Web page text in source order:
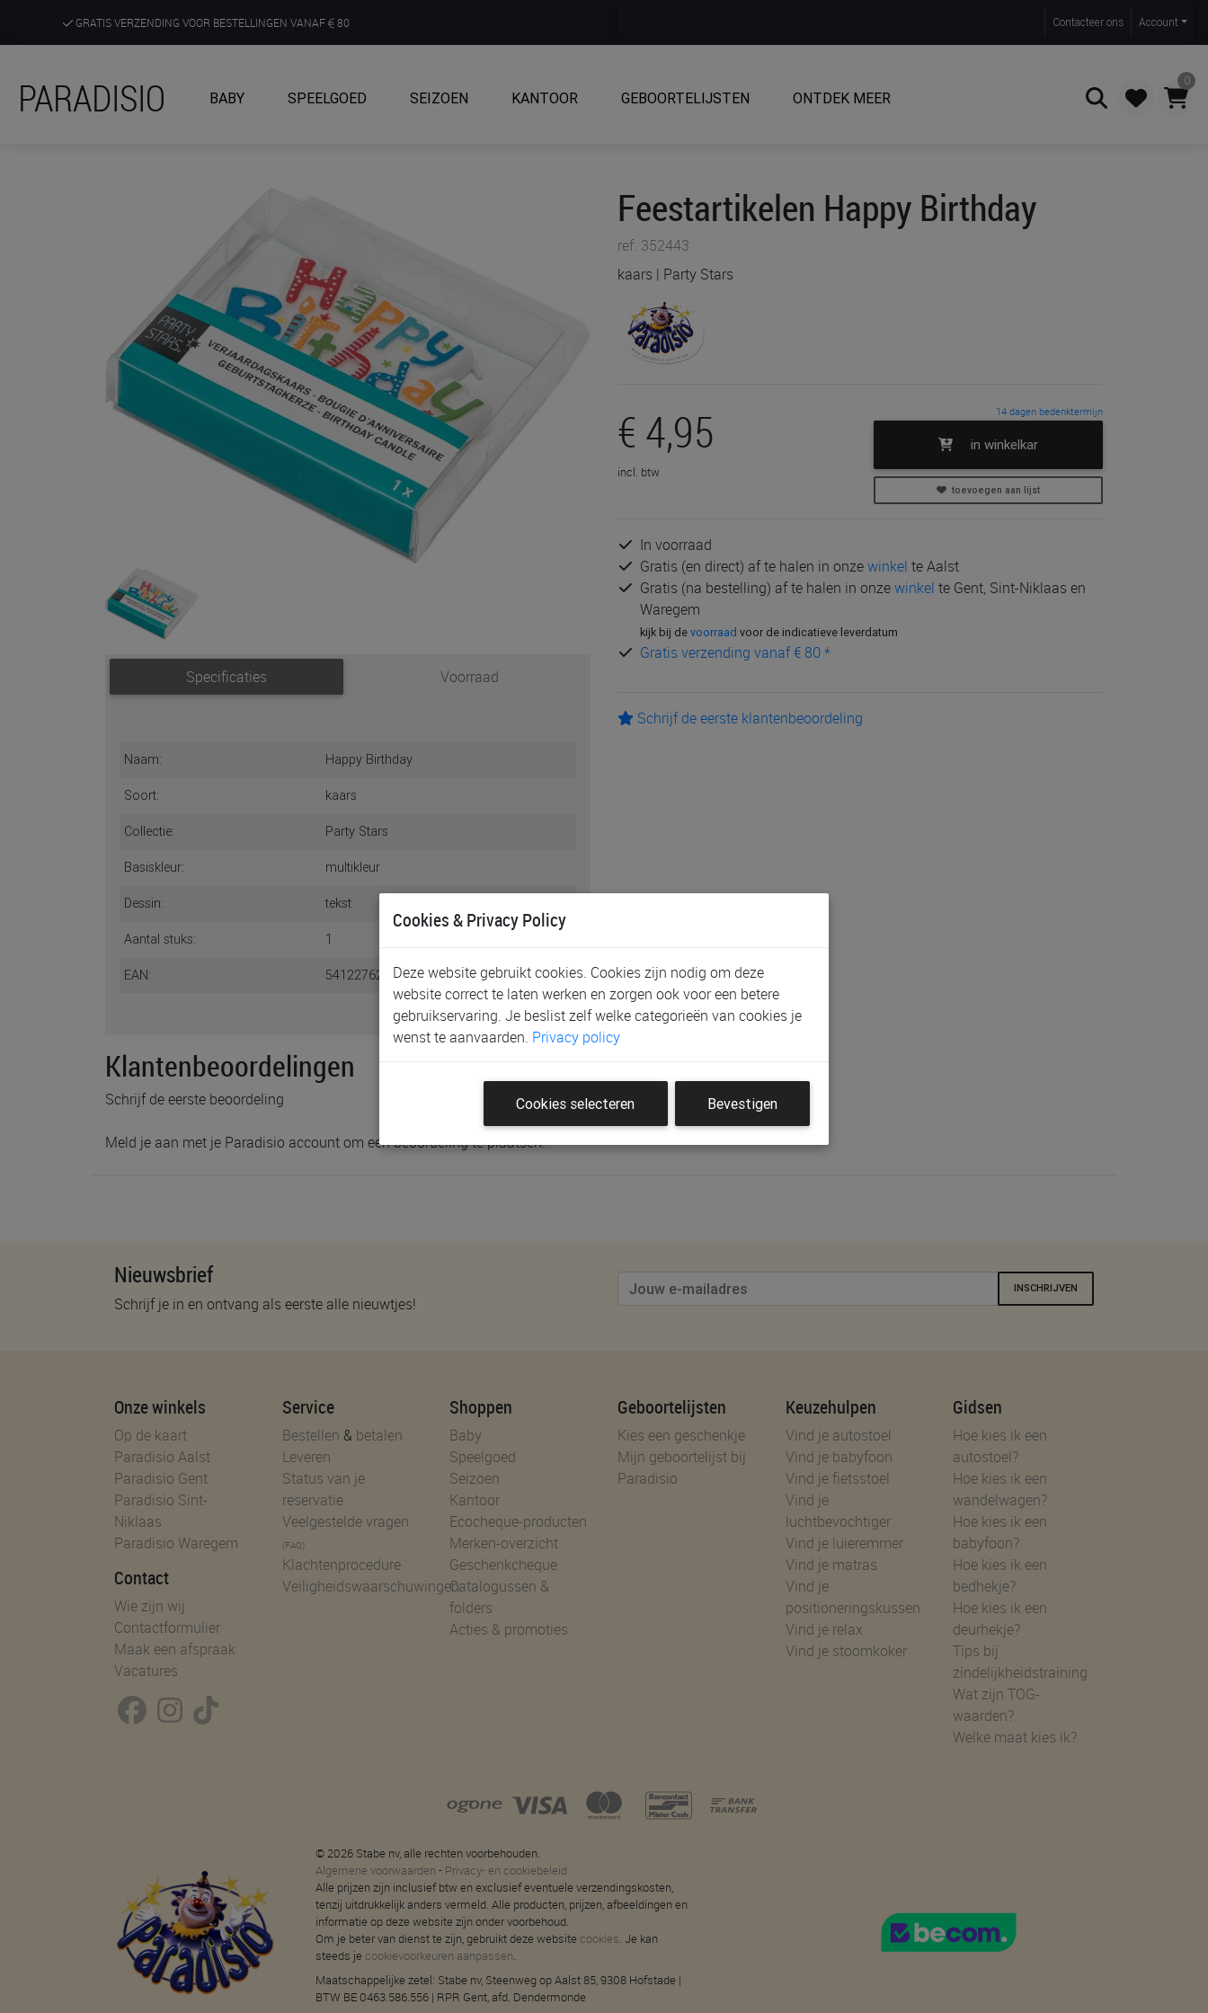
GRATIS VERZENDING VOOR BESTELLINGEN VANAF 80
ONTDEK, BELEEF EN KRIJG ADVIES IN ONZE WINKELS
Contacteer ons Account
PARADISIO BABY SPEELGOED SEIZOEN KANTOOR GEBOORTELIJSTEN ONTDEK MEER
0
Specificaties Voorraad
Naam: Happy Birthday
Soort: kaars
Collectie: Party Stars
Basiskleur: multikleur
Dessin: tekst
Aantal stuks: 1
EAN: 5412276207895
Feestartikelen Happy Birthday
ref. 352443
kaars | Party Stars
€ 4,95
incl. btw
14 dagen bedenktermijn
in winkelkar
toevoegen aan lijst
In voorraad
Gratis (en direct) af te halen in onzewinkel te Aalst
Gratis (na bestelling) af te halen in onzewinkel te Gent, Sint-Niklaas en
Waregem
kijk bij devoorraad voor de indicatieve leverdatum
Gratis verzending vanaf € 80 *
Schrijf de eerste klantenbeoordeling
Klantenbeoordelingen
Schrijf de eerste beoordeling
Meld je aan met je Paradisio account om een beoordeling te plaatsen.
Nieuwsbrief
Schrijf je in en ontvang als eerste alle nieuwtjes!
INSCHRIJVEN
Onze winkels
Op de kaart
Paradisio Aalst
Paradisio Gent
Paradisio Sint-
Niklaas
Paradisio Waregem
Contact
Wie zijn wij
Contactformulier
Maak een afspraak
Vacatures
Service
Bestellen & betalen
Leveren
Status van je
reservatie
Veelgestelde vragen
(FAQ)
Klachtenprocedure
Veiligheidswaarschuwingen
Shoppen
Baby
Speelgoed
Seizoen
Kantoor
Ecocheque-producten
Merken-overzicht
Geschenkcheque
Catalogussen &
folders
Acties & promoties
Geboortelijsten
Kies een geschenkje
Mijn geboortelijst bij
Paradisio
Keuzehulpen
Vind je autostoel
Vind je babyfoon
Vind je fietsstoel
Vind je
luchtbevochtiger
Vind je luieremmer
Vind je matras
Vind je
positioneringskussen
Vind je relax
Vind je stoomkoker
Gidsen
Hoe kies ik een
autostoel?
Hoe kies ik een
wandelwagen?
Hoe kies ik een
babyfoon?
Hoe kies ik een
bedhekje?
Hoe kies ik een
deurhekje?
Tips bij
zindelijkheidstraining
Wat zijn TOG-
waarden?
Welke maat kies ik?
© 2026 Stabe nv, alle rechten voorbehouden.
Algemene voorwaarden - Privacy- en cookiebeleid
Alle prijzen zijn inclusief btw en exclusief eventuele verzendingskosten,
tenzij uitdrukkelijk anders vermeld. Alle producten, prijzen, afbeeldingen en
informatie op deze website zijn onder voorbehoud.
Om je beter van dienst te zijn, gebruikt deze website cookies. Je kan
steeds je cookievoorkeuren aanpassen.
Maatschappelijke zetel: Stabe nv, Steenweg op Aalst 85, 9308 Hofstade |
BTW BE 0463.586.556 | RPR Gent, afd. Dendermonde
Cookies & Privacy Policy
Deze website gebruikt cookies. Cookies zijn nodig om deze
website correct te laten werken en zorgen ook voor een betere
gebruikservaring. Je beslist zelf welke categorieën van cookies je
wenst te aanvaarden. Privacy policy
Cookies selecteren Bevestigen